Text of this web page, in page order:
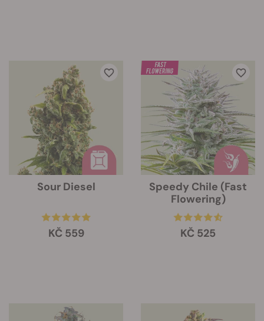
Sour Diesel
KČ 559
Speedy Chile (Fast
Flowering)
KČ 525